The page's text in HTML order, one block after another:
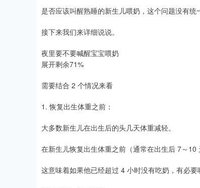
是否应该叫醒熟睡的新生儿喂奶，这个问题没有统
接下来我们来详细说说。
夜里要不要喊醒宝宝喂奶
展开剩余71%
需要结合 2 个情况来看
1. 恢复出生体重之前：
大多数新生儿在出生后的头几天体重减轻。
在新生儿恢复出生体重之前（通常在出生后 7～10
这意味着如果他已经超过 4 小时没有吃奶，有必要